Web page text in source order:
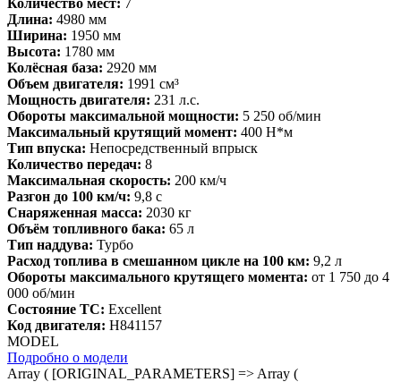
Длина: 4980 мм
Ширина: 1950 мм
Высота: 1780 мм
Колёсная база: 2920 мм
Объем двигателя: 1991 см³
Мощность двигателя: 231 л.с.
Обороты максимальной мощности: 5 250 об/мин
Максимальный крутящий момент: 400 Н*м
Тип впуска: Непосредственный впрыск
Количество передач: 8
Максимальная скорость: 200 км/ч
Разгон до 100 км/ч: 9,8 с
Снаряженная масса: 2030 кг
Объём топливного бака: 65 л
Тип наддува: Турбо
Расход топлива в смешанном цикле на 100 км: 9,2 л
Обороты максимального крутящего момента: от 1 750 до 4
000 об/мин
Состояние ТС: Excellent
Код двигателя: H841157
MODEL
Подробно о модели
Array ( [ORIGINAL_PARAMETERS] => Array ( [IBLOCK_TYPE] => instock [IBLOCK_ID] => 17 [PROPERTY_CODE] => Array ( ) [META_KEYWORDS] => - [META_DESCRIPTION] => - [BROWSER_TITLE] => - [SET_CANONICAL_URL] => N [BASKET_URL] => /personal/basket.php [SHOW_SKU_DESCRIPTION] => N [ACTION_VARIABLE] => action [PRODUCT_ID_VARIABLE] => id [SECTION_ID_VARIABLE] => SECTION_ID [CHECK_SECTION_ID_VARIABLE] => N [PRODUCT_QUANTITY_VARIABLE] => quantity [PRODUCT_PROPS_VARIABLE] => prop [CACHE_TYPE] => A [CACHE_TIME] => 36000000 [CACHE_GROUPS] => Y [SET_TITLE] => Y [SET_LAST_MODIFIED] => N [MESSAGE_404] => [SET_STATUS_404] => Y [SHOW_404] => Y [FILE_404] => [PRICE_CODE] => Array ( ) [USE_PRICE_COUNT] => N [SHOW_PRICE_COUNT] => 1 [PRICE_VAT_INCLUDE] => Y [PRICE_VAT_SHOW_VALUE] => N [USE_PRODUCT_QUANTITY] => N [PRODUCT_PROPERTIES] => Array ( ) [ADD_PROPERTIES_TO_BASKET] => Y [PARTIAL_PRODUCT_PROPERTIES] => N [LINK_IBLOCK_TYPE] => [LINK_IBLOCK_ID] => [LINK_PROPERTY_SID] => [LINK_ELEMENTS_URL] => link.php?PARENT_ELEMENT_ID=#ELEMENT_ID# [OFFERS_CART_PROPERTIES] => Array ( ) [OFFERS_FIELD_CODE] => [OFFERS_PROPERTY_CODE] => Array ( ) [OFFERS_SORT_FIELD] => [OFFERS_SORT_ORDER] => [OFFERS_SORT_FIELD2] => [OFFERS_SORT_ORDER2] => [ELEMENT_ID] => 0 [ELEMENT_CODE] => gs8-lmgju3g89t1063094 [SECTION_ID] => 0 [SECTION_CODE] => gs8 [SECTION_URL] => /instock/#SECTION_CODE_PATH#/ [DETAIL_URL] => /instock/#SECTION_CODE_PATH#/#ELEMENT_CODE#/ [CONVERT_CURRENCY] => [CURRENCY_ID] => [HIDE_NOT_AVAILABLE] => [HIDE_NOT_AVAILABLE_OFFERS] => [USE_ELEMENT_COUNTER] => Y [SHOW_DEACTIVATED] => N [USE_MAIN_ELEMENT_SECTION] => Y [STRICT_SECTION_CHECK] => Y [ADD_PICT_PROP] => - [LABEL_PROP] => Array ( ) [LABEL_PROP_MOBILE] => [LABEL_PROP_POSITION] => [OFFER_ADD_PICT_PROP] => [OFFER_TREE_PROPS] => Array ( ) [PRODUCT_SUBSCRIPTION] => [SHOW_DISCOUNT_PERCENT] => [DISCOUNT_PERCENT_POSITION] => [SHOW_OLD_PRICE] => [SHOW_MAX_QUANTITY] => [MESS_SHOW_MAX_QUANTITY] => [RELATIVE_QUANTITY_FACTOR] => [MESS_RELATIVE_QUANTITY_MANY] => [MESS_RELATIVE_QUANTITY_FEW] => [MESS_BTN_BUY] => Купить [MESS_BTN_ADD_TO_BASKET] => В корзину [MESS_BTN_SUBSCRIBE] => Подписаться [MESS_BTN_DETAIL] => Подробнее [MESS_NOT_AVAILABLE] => Нет в наличии [MESS_BTN_COMPARE] => Сравнение [MESS_PRICE_RANGES_TITLE] => [MESS_DESCRIPTION_TAB] => [MESS_PROPERTIES_TAB] => [MESS_COMMENTS_TAB] => [MAIN_BLOCK_PROPERTY_CODE] => Array ( ) [MAIN_BLOCK_OFFERS_PROPERTY_CODE] => [USE_VOTE_RATING] => N [VOTE_DISPLAY_AS_RATING] => [USE_COMMENTS] => N [BLOG_USE] => [BLOG_URL] => [BLOG_EMAIL_NOTIFY] => [VK_USE] => [VK_API_ID] => API_ID [FB_USE] => [FB_APP_ID] => [BRAND_USE] => N [BRAND_PROP_CODE] => [DISPLAY_NAME] => Y [IMAGE_RESOLUTION] => 16by9 [PRODUCT_INFO_BLOCK_ORDER] => sku,props [PRODUCT_PAY_BLOCK_ORDER] => rating,price,priceRanges,quantityLimit,quantity,buttons [ADD_DETAIL_TO_SLIDER] => N [TEMPLATE_THEME] => blue [ADD_SECTIONS_CHAIN] => Y [ADD_ELEMENT_CHAIN] => Y [DISPLAY_PREVIEW_TEXT_MODE] => E [DETAIL_PICTURE_MODE] => Array ( [0] => POPUP [1] => MAGNIFIER ) [ADD_TO_BASKET_ACTION] => [ADD_TO_BASKET_ACTION_PRIMARY] => [SHOW_CLOSE_POPUP] => [DISPLAY_COMPARE] => N [COMPARE_PATH] => /instock/compare.php?action=#ACTION_CODE# [USE_COMPARE_LIST] => Y [BACKGROUND_IMAGE] => - [COMPATIBLE_MODE] => Y [DISABLE_INIT_JS_IN_COMPONENT] => N [SET_VIEWED_IN_COMPONENT] => [SHOW_SLIDER] => N [SLIDER_INTERVAL] => [SLIDER_PROGRESS] => [USE_ENHANCED_ECOMMERCE] => N [DATA_LAYER_NAME] => [BRAND_PROPERTY] => [USE_GIFTS_DETAIL] => Y [USE_GIFTS_MAIN_PR_SECTION_LIST] => Y [GIFTS_SHOW_DISCOUNT_PERCENT] => [GIFTS_SHOW_OLD_PRICE] => [GIFTS_DETAIL_PAGE_ELEMENT_COUNT] => 4 [GIFTS_DETAIL_HIDE_BLOCK_TITLE] => [GIFTS_DETAIL_TEXT_LABEL_GIFT] => [GIFTS_DETAIL_BLOCK_TITLE] => [GIFTS_SHOW_NAME] => [GIFTS_SHOW_IMAGE] => [GIFTS_MESS_BTN_BUY] => [GIFTS_PRODUCT_BLOCKS_ORDER] => price,props,sku,quantityLimit,quantity,buttons [GIFTS_SHOW_SLIDER] => N [GIFTS_SLIDER_INTERVAL] => [GIFTS_SLIDER_PROGRESS] => [GIFTS_MAIN_PRODUCT_DETAIL_PAGE_ELEMENT_COUNT] => 4 [GIFTS_MAIN_PRODUCT_DETAIL_BLOCK_TITLE] => [GIFTS_MAIN_PRODUCT_DETAIL_HIDE_BLOCK_TITLE] => [USER_CONSENT] => N [USER_CONSENT_ID] => 0 [USER_CONSENT_IS_CHECKED] => Y [USER_CONSENT_IS_LOADED] => N [PRODUCT_DISPLAY_MODE] => Y [CURRENT_BASE_PAGE] => /instock/gs8/gs8-lmgju3g89t1063094/ [PARENT_NAME] => bitrix:catalog [PARENT_TEMPLATE_NAME] => instock [PARENT_TEMPLATE_PAGE] => element ) [USE_CATALOG_BUTTONS] => Array ( ) [BUY_URL_TEMPLATE] => /instock/gs8/gs8-lmgju3g89t1063094/?action=BUY&id=#ID# [ADD_URL_TEMPLATE] => /instock/gs8/gs8-lmgju3g89t1063094/?action=ADD2BASKET&id=#ID# [SUBSCRIBE_URL_TEMPLATE] => /instock/gs8/gs8-lmgju3g89t1063094/?action=SUBSCRIBE_PRODUCT&id=#ID# [COMPARE_URL_TEMPLATE] => /instock/gs8/gs8-lmgju3g89t1063094/?action=ADD_TO_COMPARE_LIST&id=#ID# [COMPARE_DELETE_URL_TEMPLATE] => /instock/gs8/gs8-lmgju3g89t1063094/?action=DELETE_FROM_COMPARE_LIST&id=#ID# [~BUY_URL_TEMPLATE] => /instock/gs8/gs8-lmgju3g89t1063094/?action=BUY&id=#ID# [~ADD_URL_TEMPLATE] => /instock/gs8/gs8-lmgju3g89t1063094/?action=ADD2BASKET&id=#ID# [~SUBSCRIBE_URL_TEMPLATE] => /instock/gs8/gs8-lmgju3g89t1063094/?action=SUBSCRIBE_PRODUCT&id=#ID# [~COMPARE_URL_TEMPLATE] => /instock/gs8/gs8-lmgju3g89t1063094/?action=ADD_TO_COMPARE_LIST&id=#ID# [~COMPARE_DELETE_URL_TEMPLATE] => /instock/gs8/gs8-lmgju3g89t1063094/?action=DELETE_FROM_COMPARE_LIST&id=#ID# [CONVERT_CURRENCY] => Array ( ) [CATALOGS] => Array ( ) [MODULES] => Array ( [iblock] => 1 [catalog] => [currency] => [workflow] => ) [PRICES_ALLOW] => Array ( ) [CATALOG] => [CAT_PRICES] => Array ( ) [PRICES] => Array ( ) [PRICE_MATRIX] => [MIN_PRICE] => [ID] => 4120 [~ID] => 4120 [IBLOCK_ID] => 17 [~IBLOCK_ID] => 17 [CODE] => gs8-lmgju3g89t1063094 [~CODE] => gs8-lmgju3g89t1063094 [XML_ID] => 4120 [~XML_ID] => 4120 [NAME] => GS8 [~NAME] => GS8 [ACTIVE] => Y [~ACTIVE] => Y [DATE_ACTIVE_FROM] => [~DATE_ACTIVE_FROM] => [DATE_ACTIVE_TO] => [~DATE_ACTIVE_TO] => [SORT] => 500 [~SORT] => 500 [PREVIEW_TEXT] => [~PREVIEW_TEXT] => [PREVIEW_TEXT_TYPE] => text [~PREVIEW_TEXT_TYPE] => text [DETAIL_TEXT] => [~DETAIL_TEXT] => [DETAIL_TEXT_TYPE] => text [~DETAIL_TEXT_TYPE] => text [DATE_CREATE] => 06.06.2026 12:59:29 [~DATE_CREATE] => 06.06.2026 12:59:29 [CREATED_BY] => 0 [~CREATED_BY] => 0 [TAGS] => [~TAGS] => [TIMESTAMP_X] => 07.08.2026 05:05:41 [~TIMESTAMP_X] => 07.08.2026 05:05:41 [MODIFIED_BY] => 1 [~MODIFIED_BY] => 1 [IBLOCK_SECTION_ID] => 7 [~IBLOCK_SECTION_ID] => 7 [DETAIL_PAGE_URL] => /instock/gs8/gs8-lmgju3g89t1063094/ [~DETAIL_PAGE_URL] => /instock/gs8/gs8-lmgju3g89t1063094/ [DETAIL_PICTURE] => [~DETAIL_PICTURE] => [PREVIEW_PICTURE] => [~PREVIEW_PICTURE] => [LIST_PAGE_URL] => /instock/ [~LIST_PAGE_URL] => /instock/ [LANG_DIR] => / [~LANG_DIR] => / [EXTERNAL_ID] => 4120 [~EXTERNAL_ID] => 4120 [IBLOCK_TYPE_ID] => instock [~IBLOCK_TYPE_ID] => instock [IBLOCK_CODE] => instock [~IBLOCK_CODE] => instock [IBLOCK_EXTERNAL_ID] => [~IBLOCK_EXTERNAL_ID] => [LID] => s1 [~LID] => s1 [ACTIVE_FROM] => [ACTIVE_TO] => [IPROPERTY_VALUES] => Array ( [SECTION_META_TITLE] => GAC GS8 в наличии: комплектации и цены в АВИЛОН Москва [SECTION_META_DESCRIPTION] => АВИЛОН – официальный дилер китайского бренда GAC в России. Большой выбор комплектаций и цветов GS8 в наличии в автосалоне в Москве, актуаль